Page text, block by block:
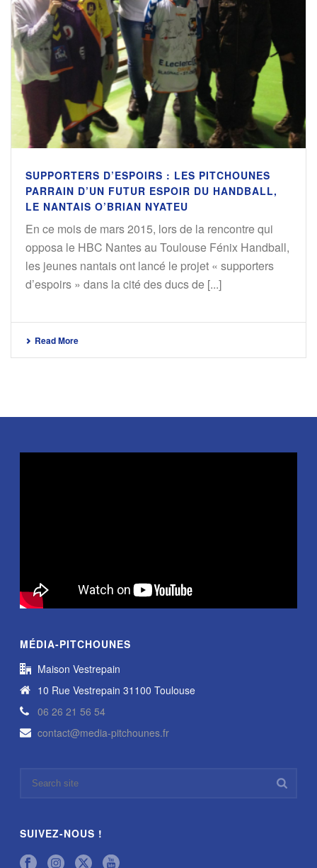
SUPPORTERS D’ESPOIRS : LES PITCHOUNES
PARRAIN D’UN FUTUR ESPOIR DU HANDBALL,
LE NANTAIS O’BRIAN NYATEU
En ce mois de mars 2015, lors de la rencontre qui
opposa le HBC Nantes au Toulouse Fénix Handball,
les jeunes nantais ont lancé le projet « supporters
d’espoirs » dans la cité des ducs de [...]
Read More
MÉDIA-PITCHOUNES
Maison Vestrepain
10 Rue Vestrepain 31100 Toulouse
06 26 21 56 54
contact@media-pitchounes.fr
SUIVEZ-NOUS !